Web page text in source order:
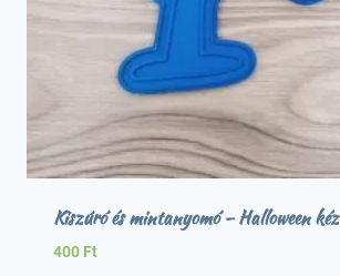
Kiszúró és mintanyomó – Halloween kéz
400 Ft